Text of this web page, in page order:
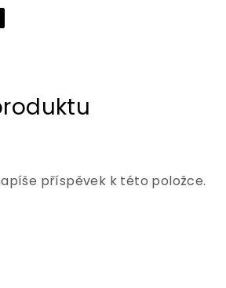
příspěvek k této položce.